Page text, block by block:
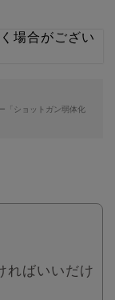
場合がござい
「ショットガン弱体化
ればいいだけ